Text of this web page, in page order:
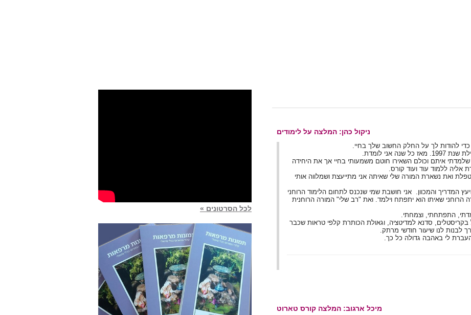
ניקול כהן: המלצה על לימודים
להודות לך על החלק החשוב שלך בחיי.
אני לומדת.
שלמדתי איתם וכולם השאירו חוטם משמעותי בחיי אך את היחידה
אליה ללמוד עוד ועוד קורס.
ואת נשארת המורה שלי שאיתה אני מתייעצת ושמלווה אותי
המדריך והמכוון. אני חושבת שמי שנכנס לתחום הלימוד הרוחני
הרוחני שאיתו הוא יתפתח וילמד. ואת "רב שלי" המורה הרוחנית
התפתחתי, וצמחתי.
בקריסטלים, סדנא למדיטציה, וגאולת הכותרת קלפי טראות שכבר
לבנות לנו שיעור חודשי מרתק.
לי באהבה גדולה כל כך.
מיכל ארגוב: המלצה קורס טארוט
לכל הסרטונים »